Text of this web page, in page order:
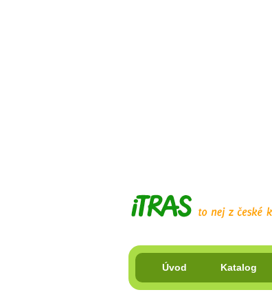
Úvod Katalog